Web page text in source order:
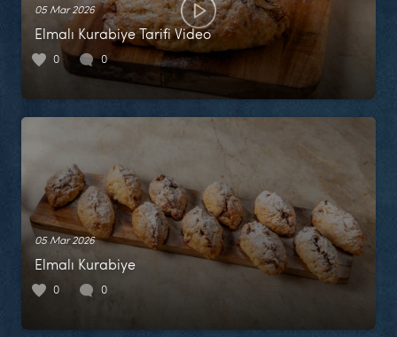
05 Mar 2026
Elmalı Kurabiye Tarifi Video
0 0
05 Mar 2026
Elmalı Kurabiye
0 0